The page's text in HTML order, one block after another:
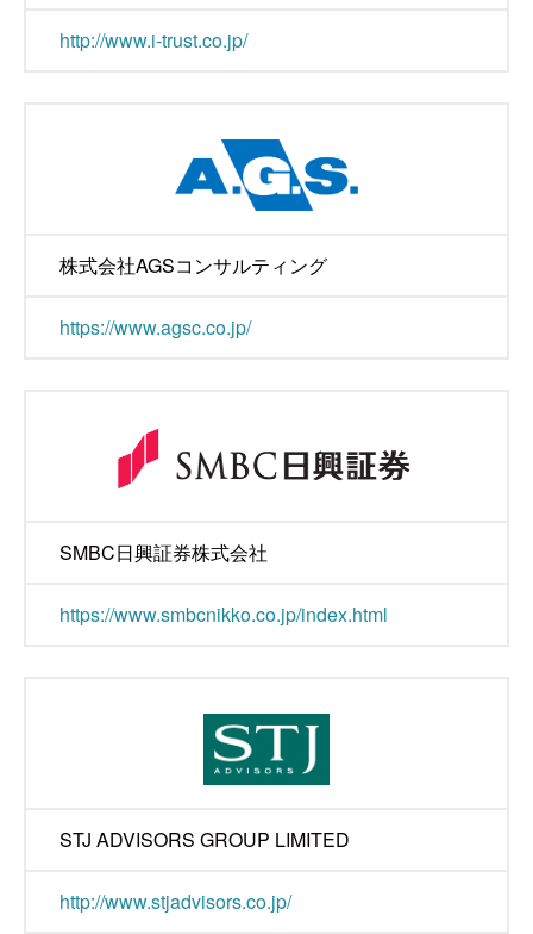
http://www.i-trust.co.jp/
株式会社AGSコンサルティング
https://www.agsc.co.jp/
SMBC日興証券株式会社
https://www.smbcnikko.co.jp/index.html
STJ ADVISORS GROUP LIMITED
http://www.stjadvisors.co.jp/